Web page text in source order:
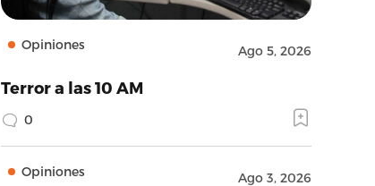
Opiniones Ago 5, 2026
Terror a las 10 AM
0
Opiniones Ago 3, 2026